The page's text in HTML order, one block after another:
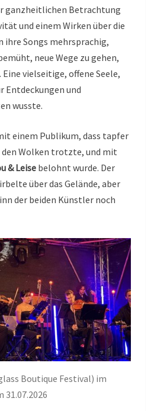
ganzheitlichen Betrachtung
und einem Wirken über die
ihre Songs mehrsprachig,
neue Wege zu gehen,
vielseitige, offene Seele,
Entdeckungen und
wusste.
einem Publikum, dass tapfer
den Wolken trotzte, und mit
& Leisebelohnt wurde. Der
über das Gelände, aber
der beiden Künstler noch
Boutique Festival) im
31.07.2026